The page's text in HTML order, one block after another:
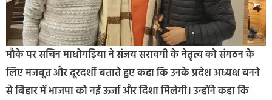
मौके पर सचिन माधोगड़िया ने संजय सरावगी के नेतृत्व को संगठन के
लिए मजबूत और दूरदर्शी बताते हुए कहा कि उनके प्रदेश अध्यक्ष बनने
से बिहार में भाजपा को नई ऊर्जा और दिशा मिलेगी। उन्होंने कहा कि